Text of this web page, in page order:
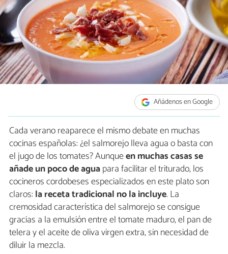
Añádenos en Google
Cada verano reaparece el mismo debate en muchas
cocinas españolas: ¿el salmorejo lleva agua o basta con
el jugo de los tomates? Aunqueen muchas casas se
añade un poco de aguapara facilitar el triturado, los
cocineros cordobeses especializados en este plato son
claros:la receta tradicional no la incluye. La
cremosidad característica del salmorejo se consigue
gracias a la emulsión entre el tomate maduro, el pan de
telera y el aceite de oliva virgen extra, sin necesidad de
diluir la mezcla.